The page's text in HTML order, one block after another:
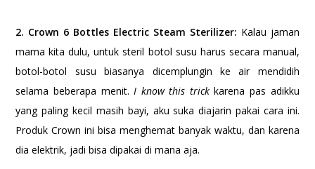
2. Crown 6 Bottles Electric Steam Sterilizer: Kalau jaman
mama kita dulu, untuk steril botol susu harus secara manual,
botol-botol susu biasanya dicemplungin ke air mendidih
selama beberapa menit. I know this trickkarena pas adikku
yang paling kecil masih bayi, aku suka diajarin pakai cara ini.
Produk Crown ini bisa menghemat banyak waktu, dan karena
dia elektrik, jadi bisa dipakai di mana aja.